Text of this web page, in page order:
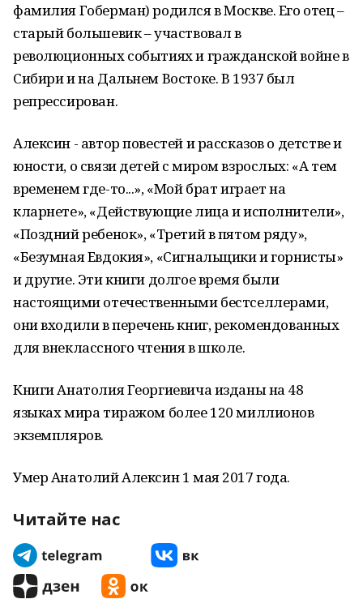
фамилия Гоберман) родился в Москве. Его отец –
старый большевик – участвовал в
революционных событиях и гражданской войне в
Сибири и на Дальнем Востоке. В 1937 был
репрессирован.
Алексин - автор повестей и рассказов о детстве и
юности, о связи детей с миром взрослых: «А тем
временем где-то...», «Мой брат играет на
кларнете», «Действующие лица и исполнители»,
«Поздний ребенок», «Третий в пятом ряду»,
«Безумная Евдокия», «Сигнальщики и горнисты»
и другие. Эти книги долгое время были
настоящими отечественными бестселлерами,
они входили в перечень книг, рекомендованных
для внеклассного чтения в школе.
Книги Анатолия Георгиевича изданы на 48
языках мира тиражом более 120 миллионов
экземпляров.
Умер Анатолий Алексин 1 мая 2017 года.
Читайте нас